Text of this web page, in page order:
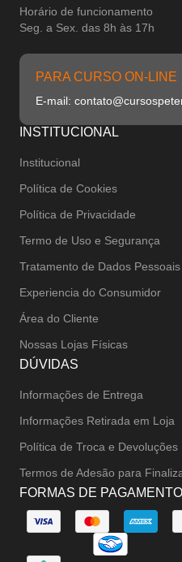
Horário de funcionamento
Seg. a Sex. das 8h às 17h
PARA CURSO ON-LINE
E-mail:
INSTITUCIONAL
Institucional
Política de Cookies
Política de Privacidade
Termo de Uso e Segurança
Tratamento de Dados Pessoais
Experiencia do Consumidor
Área do Cliente
Nossas Lojas Físicas
DÚVIDAS
Informações de Entrega
Informações Retirada em Loja
Política de Troca e Devoluções
Termos de Adesão para
FORMAS DE PAGAMENTO